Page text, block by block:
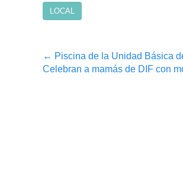
LOCAL
Post
← Piscina de la Unidad Básica
Celebran a mamás de DIF con